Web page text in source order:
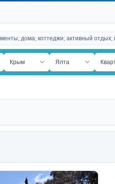
дома; коттеджи; активный отдых;
Крым Ялта